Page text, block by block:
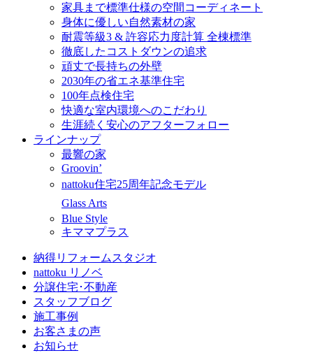
家具まで標準仕様の空間コーディネート
身体に優しい自然素材の家
耐震等級3 & 許容応力度計算 全棟標準
徹底したコストダウンの追求
頑丈で長持ちの外壁
2030年の省エネ基準住宅
100年点検住宅
快適な室内環境へのこだわり
生涯続く安心のアフターフォロー
ラインナップ
最響の家
Groovin’
nattoku住宅25周年記念モデル
Glass Arts
Blue Style
キママプラス
納得リフォームスタジオ
nattoku リノベ
分譲住宅･不動産
スタッフブログ
施工事例
お客さまの声
お知らせ